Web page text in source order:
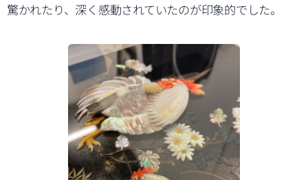
驚かれたり、深く感動されていたのが印象的でした。